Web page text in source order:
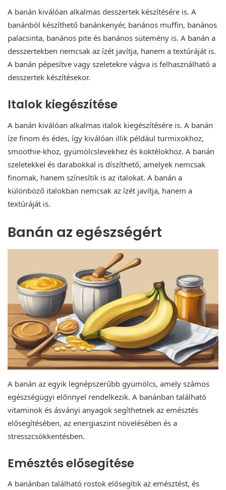
A banán kiválóan alkalmas desszertek készítésére is. A
banánból készíthető banánkenyér, banános muffin, banános
palacsinta, banános pite és banános sütemény is. A banán a
desszertekben nemcsak az ízét javítja, hanem a textúráját is.
A banán pépesítve vagy szeletekre vágva is felhasználható a
desszertek készítésekor.
Italok kiegészítése
A banán kiválóan alkalmas italok kiegészítésére is. A banán
íze finom és édes, így kiválóan illik például turmixokhoz,
smoothie-khoz, gyümölcslevekhez és koktélokhoz. A banán
szeletekkel és darabokkal is díszíthető, amelyek nemcsak
finomak, hanem színesítik is az italokat. A banán a
különböző italokban nemcsak az ízét javítja, hanem a
textúráját is.
Banán az egészségért
A banán az egyik legnépszerűbb gyümölcs, amely számos
egészségügyi előnnyel rendelkezik. A banánban található
vitaminok és ásványi anyagok segíthetnek az emésztés
elősegítésében, az energiaszint növelésében és a
stresszcsökkentésben.
Emésztés elősegítése
A banánban található rostok elősegítik az emésztést, és